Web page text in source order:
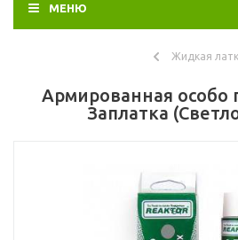
МЕНЮ
Жидкая
Армированная особо
Заплатка